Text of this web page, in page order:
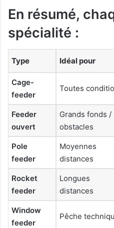
En résumé,
spécialité :
Type Idéal pour
Cage-
feeder
Toutes
Feeder
ouvert
Grands fonds /
obstacles
Pole
feeder
Moyennes
distances
Rocket
feeder
Longues
distances
Window
feeder
Pêche